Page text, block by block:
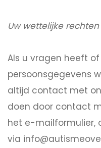
Uw wettelijke rechten
Als u vragen heeft
persoonsgegevens
altijd contact met
doen door contact
het e-mailformulier,
via